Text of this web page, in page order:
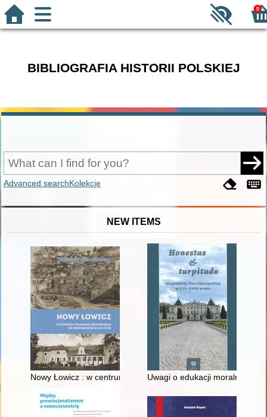
0
BIBLIOGRAFIA HISTORII POLSKIEJ
Advanced searchKolekcje
NEW ITEMS
Nowy Łowicz : w centrum poligonu drawskiego od
Uwagi o edukacji moralnej